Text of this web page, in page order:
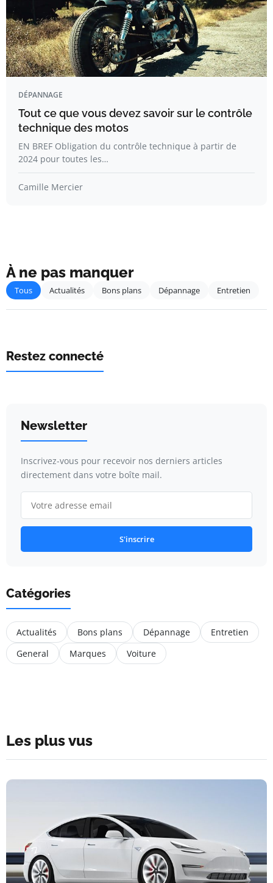
DÉPANNAGE
Tout ce que vous devez savoir sur le contrôle
technique des motos
EN BREF Obligation du contrôle technique à partir de
2024 pour toutes les…
Camille Mercier
À ne pas manquer
Tous Actualités Bons plans Dépannage Entretien
Restez connecté
Newsletter
Inscrivez-vous pour recevoir nos derniers articles
directement dans votre boîte mail.
S'inscrire
Catégories
Actualités Bons plans Dépannage
Entretien
General
Marques Voiture
Les plus vus